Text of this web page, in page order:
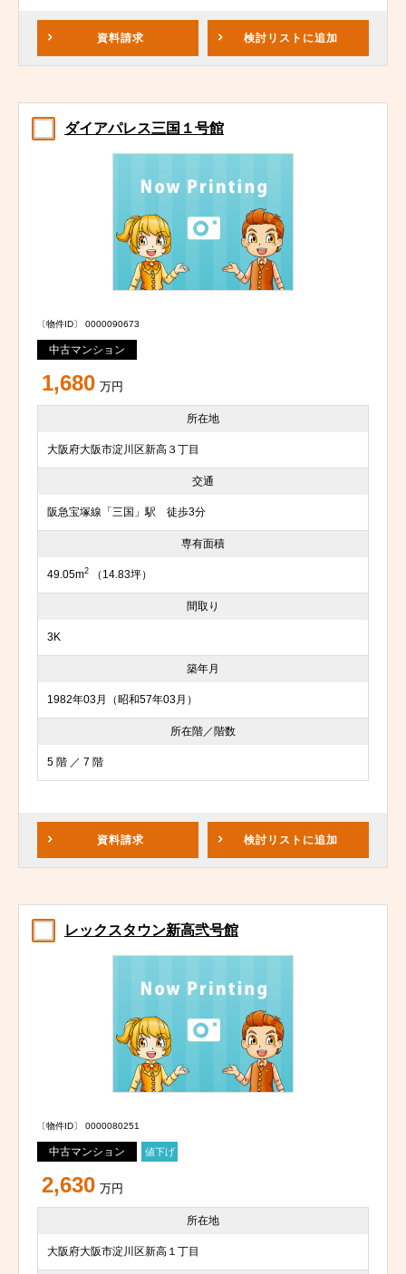
資料請求 検討リスト に追加
ダイアパレス三国１号館
〔物件ID〕 0000090673
中古マンション
1,680 万円
所在地
大阪府大阪市淀川区新高３丁目
交通
阪急宝塚線「三国」駅 徒歩3分
専有面積
49.05m2 （14.83坪）
間取り
3K
築年月
1982年03月（昭和57年03月）
所在階／階数
5 階 ／ 7 階
資料請求 検討リスト に追加
レックスタウン新高弐号館
〔物件ID〕 0000080251
中古マンション 値下げ
2,630 万円
所在地
大阪府大阪市淀川区新高１丁目